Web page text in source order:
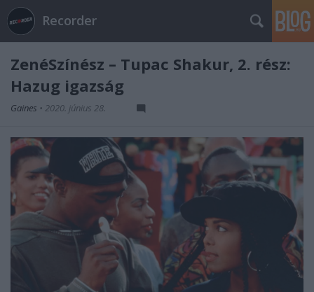
Recorder
ZenéSzínész – Tupac Shakur, 2. rész:
Hazug igazság
Gaines • 2020. június 28.